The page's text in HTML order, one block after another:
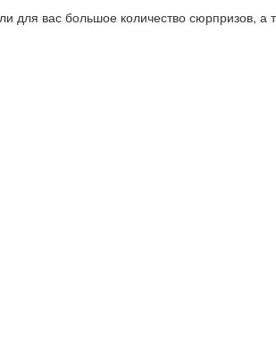
для вас большое количество сюрпризов, а